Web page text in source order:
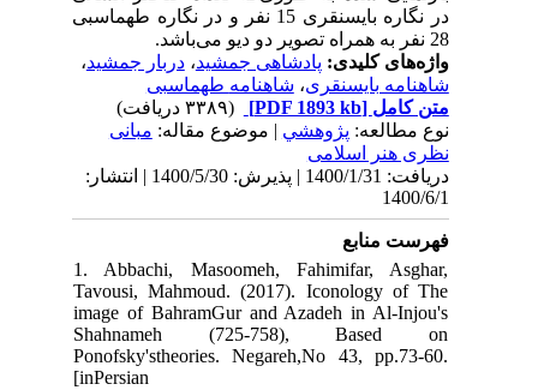
در نگاره‌ بایسنقری 15 نفر و در نگاره‌ طهماسبی
واژه‌های کلیدی:پادشاهی جمشید، دربار جمشید،
شاهنامه‌ بایسنقری،شاهنامه‎ طهماسبی
متن کامل[PDF 1893 kb]
(۳۳۸۹ دریافت)
نوع مطالعه: پژوهشي | موضوع مقاله:مبانی
نظری هنر اسلامی
دریافت: 1400/1/31 | پذیرش: 1400/5/30 | انتشار:
فهرست منابع
1. Abbachi, Masoomeh, Fahimifar, Asghar,
Tavousi, Mahmoud. (2017). Iconology of The
image of BahramGur and Azadeh in Al-Injou's
Shahnameh (725-758), Based on
Ponofsky'stheories. Negareh,No 43, pp.73-60.
[inPersian